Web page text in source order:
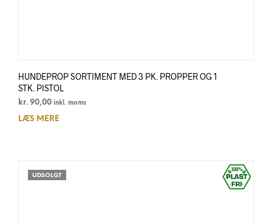
HUNDEPROP SORTIMENT MED 3 PK. PROPPER OG 1
STK. PISTOL
kr. 90,00 inkl. moms
LÆS MERE
UDSOLGT